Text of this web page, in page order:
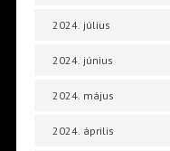
2024. július
2024. június
2024. május
2024. április